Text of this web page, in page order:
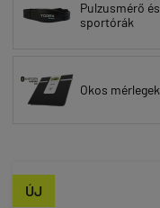
Pulzusmérő és
sportórák
Okos mérlegek
ÚJ